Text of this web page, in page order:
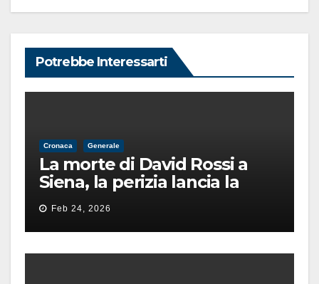
Potrebbe Interessarti
Cronaca Generale
La morte di David Rossi a
Siena, la perizia lancia la
pista di un’intimidazione
finita male
Feb 24, 2026